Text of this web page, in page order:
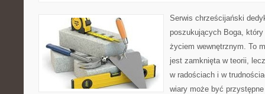
Serwis chrześcijański
poszukujących Boga, który
życiem wewnętrznym. To
jest zamknięta w teorii,
w radościach i w
wiary może być